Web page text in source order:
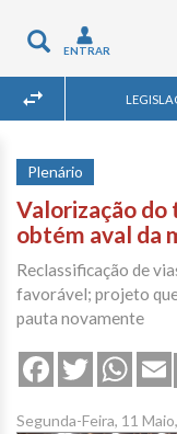
Toggle
navigation
ENTRAR
Plenário
Valorização do
obtém aval da
Reclassificação de
favorável; projeto
pauta novamente
FacebookTwitter
Segunda-Feira, 11